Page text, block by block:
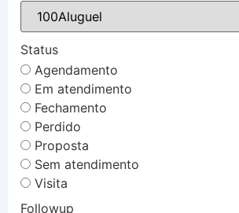
Status
Agendamento
Em atendimento
Fechamento
Perdido
Proposta
Sem atendimento
Visita
Followup